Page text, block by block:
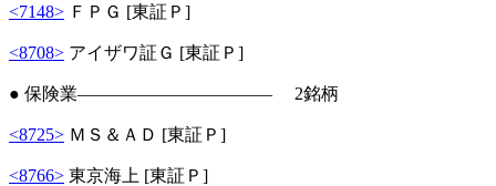
<7148> ＦＰＧ [東証Ｐ]
<8708> アイザワ証Ｇ [東証Ｐ]
● 保険業――――――――――― 2銘柄
<8725> ＭＳ＆ＡＤ [東証Ｐ]
<8766> 東京海上 [東証Ｐ]